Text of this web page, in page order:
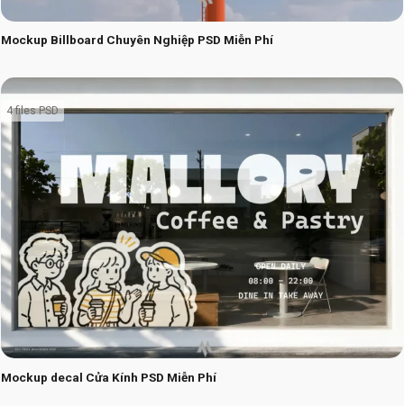
Mockup Billboard Chuyên Nghiệp PSD Miễn Phí
Mockup decal Cửa Kính PSD Miễn Phí
4 files PSD